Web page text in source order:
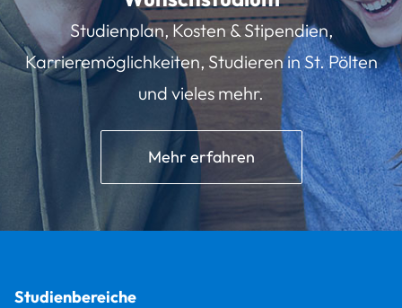
Studienplan, Kosten & Stipendien,
Karrieremöglichkeiten, Studieren in St. Pölten
und vieles mehr.
Mehr erfahren
Studienbereiche